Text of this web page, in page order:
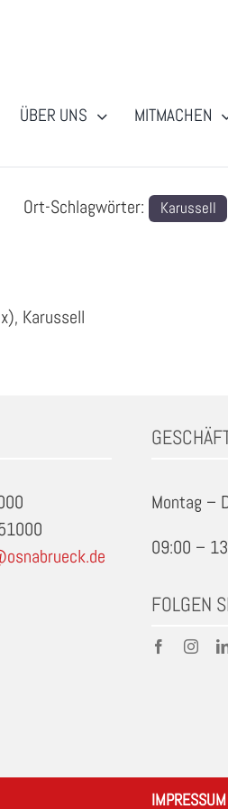
ÜBER UNS MITMACHEN
Ort-Schlagwörter: Karussell
Karussell
Montag –
09:00 –
FOLGEN
IMPRESSUM